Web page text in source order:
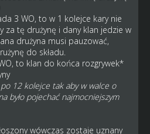
3 WO, to w 1 kolejce kary nie
za tę drużynę i dany klan jedzie w
drużyna musi pauzować,
do składu.
to klan do końca rozgrywek*
12 kolejce tak aby w walce o
było pojechać najmocniejszym
wówczas zostaje uznany